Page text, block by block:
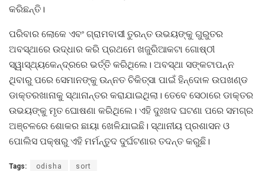
କରିଛନ୍ତି।
ପରିବାର ଲୋକେ ଏବଂ ଗ୍ରାମବାସୀ ତୁରନ୍ତ ଉଭୟଙ୍କୁ ଗୁରୁତର
ଅବସ୍ଥାରେ ଉଦ୍ଧାର କରି ପ୍ରଥମେ ଖଜୁରିଆକଟା ଗୋଷ୍ଠୀ
ସ୍ୱାସ୍ଥ୍ୟକେନ୍ଦ୍ରରେ ଭର୍ତ୍ତି କରିଥିଲେ। ଅବସ୍ଥା ସଙ୍କଟାପନ୍ନ
ଥିବାରୁ ପରେ ସେମାନଙ୍କୁ ଉନ୍ନତ ଚିକିତ୍ସା ପାଇଁ ହିନ୍ଦୋଳ ଉପଖଣ୍ଡ
ଡାକ୍ତରଖାନାକୁ ସ୍ଥାନାନ୍ତର କରାଯାଇଥିଲା। ତେବେ ସେଠାରେ ଡାକ୍ତର
ଉଭୟଙ୍କୁ ମୃତ ଘୋଷଣା କରିଥିଲେ। ଏହି ଦୁଃଖଦ ଘଟଣା ପରେ ସମଗ୍ର
ଅଞ୍ଚଳରେ ଶୋକର ଛାୟା ଖେଳିଯାଇଛି। ସ୍ଥାନୀୟ ପ୍ରଶାସନ ଓ
ପୋଲିସ ପକ୍ଷରୁ ଏହି ମର୍ମନ୍ତୁଦ ଦୁର୍ଘଟଣାର ତଦନ୍ତ କରୁଛି।
Tags: odisha sort